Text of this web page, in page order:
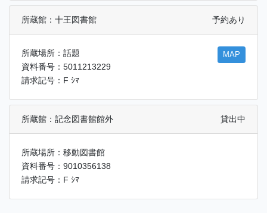
所蔵館：十王図書館 予約あり
所蔵場所：話題
資料番号：5011213229
請求記号：F ｼﾏ
MAP
所蔵館：記念図書館館外 貸出中
所蔵場所：移動図書館
資料番号：9010356138
請求記号：F ｼﾏ